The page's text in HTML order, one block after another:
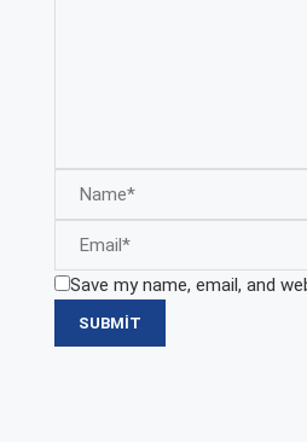
Save my name, email, and